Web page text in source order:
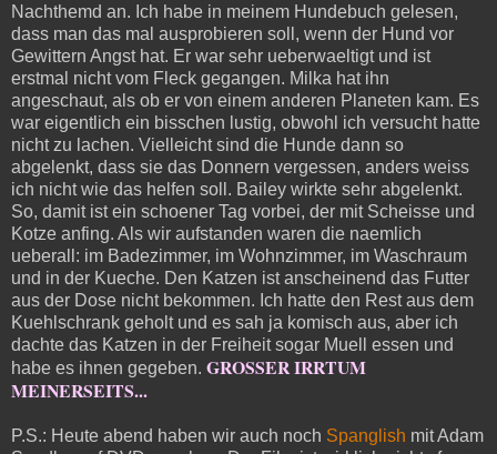
Nachthemd an. Ich habe in meinem Hundebuch gelesen,
dass man das mal ausprobieren soll, wenn der Hund vor
Gewittern Angst hat. Er war sehr ueberwaeltigt und ist
erstmal nicht vom Fleck gegangen. Milka hat ihn
angeschaut, als ob er von einem anderen Planeten kam. Es
war eigentlich ein bisschen lustig, obwohl ich versucht hatte
nicht zu lachen. Vielleicht sind die Hunde dann so
abgelenkt, dass sie das Donnern vergessen, anders weiss
ich nicht wie das helfen soll. Bailey wirkte sehr abgelenkt.
So, damit ist ein schoener Tag vorbei, der mit Scheisse und
Kotze anfing. Als wir aufstanden waren die naemlich
ueberall: im Badezimmer, im Wohnzimmer, im Waschraum
und in der Kueche. Den Katzen ist anscheinend das Futter
aus der Dose nicht bekommen. Ich hatte den Rest aus dem
Kuehlschrank geholt und es sah ja komisch aus, aber ich
dachte das Katzen in der Freiheit sogar Muell essen und
habe es ihnen gegeben. GROSSER IRRTUM
MEINERSEITS...
P.S.: Heute abend haben wir auch noch Spanglish mit Adam